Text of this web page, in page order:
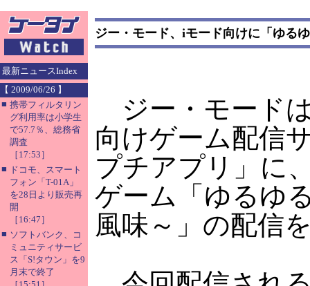
最新ニュースIndex
【 2009/06/26 】
■ 携帯フィルタリン
グ利用率は小学生
で57.7％、総務省
調査
［17:53］
■ ドコモ、スマート
フォン「T-01A」
を28日より販売再
開
［16:47］
■ ソフトバンク、コ
ミュニティサービ
ス「S!タウン」を9
月末で終了
ジー・モード、iモード向けに「ゆる
ジー・モード
向けゲーム配信
プチアプリ」に
ゲーム「ゆるゆ
風味～」の配信